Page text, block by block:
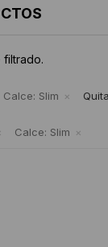
filtrado.
Calce: Slim
Calce: Slim